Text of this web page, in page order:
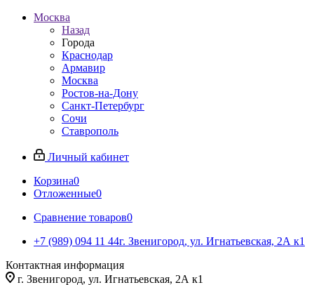
Москва
Назад
Города
Краснодар
Армавир
Москва
Ростов-на-Дону
Санкт-Петербург
Сочи
Ставрополь
Личный кабинет
Корзина0
Отложенные0
Сравнение товаров0
+7 (989) 094 11 44г. Звенигород, ул. Игнатьевская, 2А к1
Контактная информация
г. Звенигород, ул. Игнатьевская, 2А к1